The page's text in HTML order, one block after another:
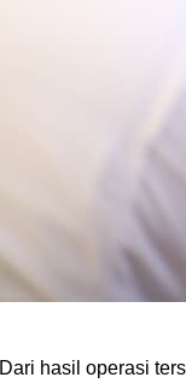
Dari hasil operasi